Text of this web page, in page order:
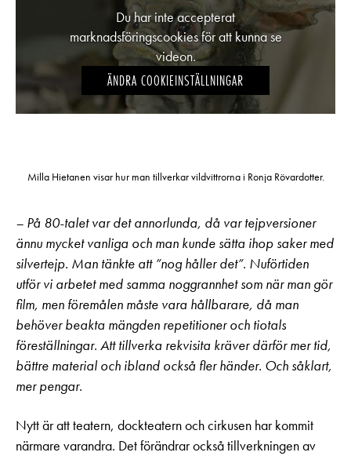
Du har inte accepterat
marknadsföringscookies för att kunna se
videon.
ÄNDRA COOKIEINSTÄLLNINGAR
Milla Hietanen visar hur man tillverkar vildvittrorna i Ronja Rövardotter.
– På 80-talet var det annorlunda, då var tejpversioner
ännu mycket vanliga och man kunde sätta ihop saker med
silvertejp. Man tänkte att ”nog håller det”. Nuförtiden
utför vi arbetet med samma noggrannhet som när man gör
film, men föremålen måste vara hållbarare, då man
behöver beakta mängden repetitioner och tiotals
föreställningar. Att tillverka rekvisita kräver därför mer tid,
bättre material och ibland också fler händer. Och såklart,
mer pengar.
Nytt är att teatern, dockteatern och cirkusen har kommit
närmare varandra. Det förändrar också tillverkningen av